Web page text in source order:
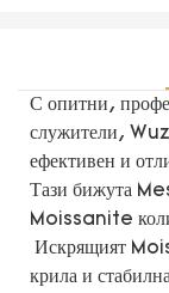
С опитни,
служители,
ефективен и
Тази бижута
Moissanite
Искрящият
крила и